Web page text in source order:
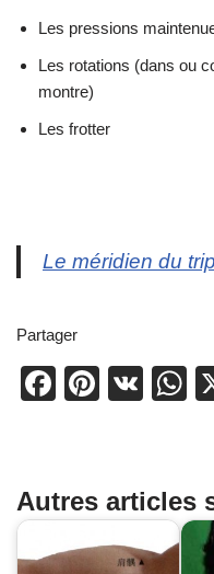
Les pressions
Les rotations (dans ou
montre)
Les frotter
Le méridien du
Partager
F
e
b
o
Pi
e
st
V
s
A
p
Autres articles